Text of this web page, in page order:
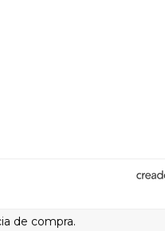
de compra.